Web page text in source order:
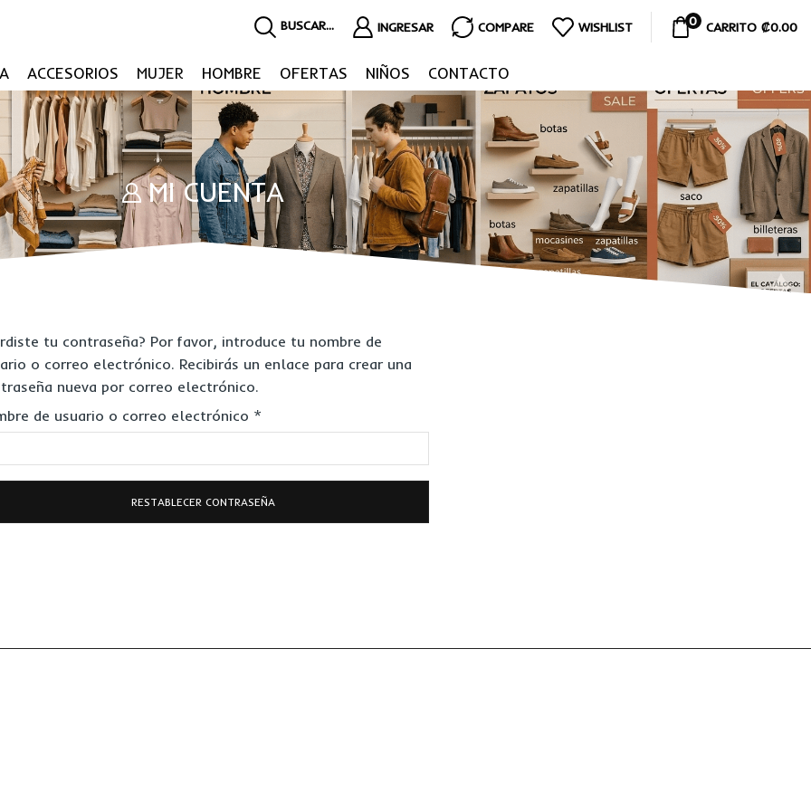
BUSCAR... INGRESAR COMPARE WISHLIST 0 CARRITO ₡0.00
ACCESORIOS MUJER HOMBRE OFERTAS NIÑOS CONTACTO
MI CUENTA
tu contraseña? Por favor, introduce tu nombre de
o correo electrónico. Recibirás un enlace para crear una
nueva por correo electrónico.
de usuario o correo electrónico *
RESTABLECER CONTRASEÑA